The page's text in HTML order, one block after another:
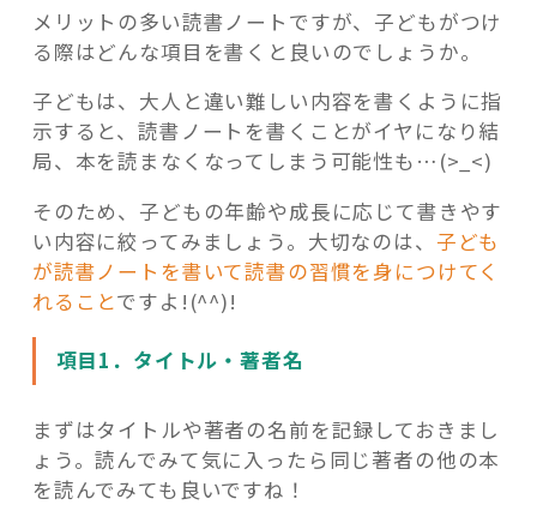
メリットの多い読書ノートですが、子どもがつけ
る際はどんな項目を書くと良いのでしょうか。
子どもは、大人と違い難しい内容を書くように指
示すると、読書ノートを書くことがイヤになり結
局、本を読まなくなってしまう可能性も…(>_<)
そのため、子どもの年齢や成長に応じて書きやす
い内容に絞ってみましょう。大切なのは、 子ども
が読書ノートを書いて読書の習慣を身につけてく
れることですよ!(^^)!
項目1．タイトル・著者名
まずはタイトルや著者の名前を記録しておきまし
ょう。読んでみて気に入ったら同じ著者の他の本
を読んでみても良いですね！